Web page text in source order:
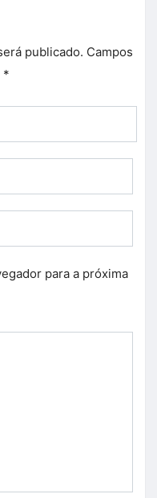
publicado. Campos
*
para a próxima